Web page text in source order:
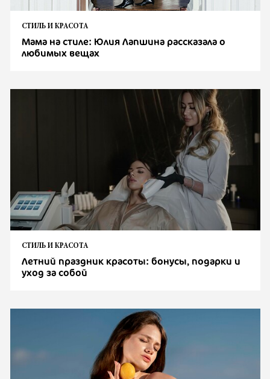
СТИЛЬ И КРАСОТА
Мама на стиле: Юлия Лапшина рассказала о
любимых вещах
СТИЛЬ И КРАСОТА
Летний праздник красоты: бонусы, подарки и
уход за собой